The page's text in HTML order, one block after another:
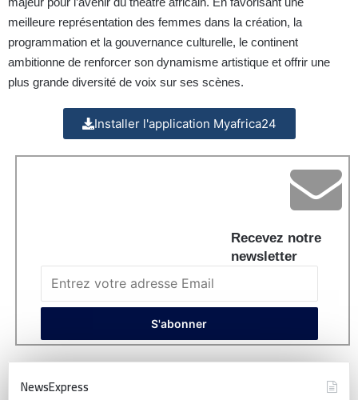
meilleure représentation des femmes dans la création, la
programmation et la gouvernance culturelle, le continent
ambitionne de renforcer son dynamisme artistique et offrir une
plus grande diversité de voix sur ses scènes.
Installer l'application Myafrica24
Recevez notre
newsletter
NewsExpress